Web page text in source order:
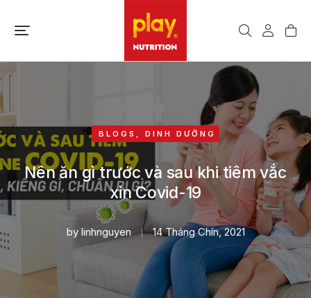
BLOGS , DINH DƯỠNG
Nên ăn gì trước và sau khi tiêm vắc
xin Covid-19
bylinhnguyen 14 Tháng Chín, 2021